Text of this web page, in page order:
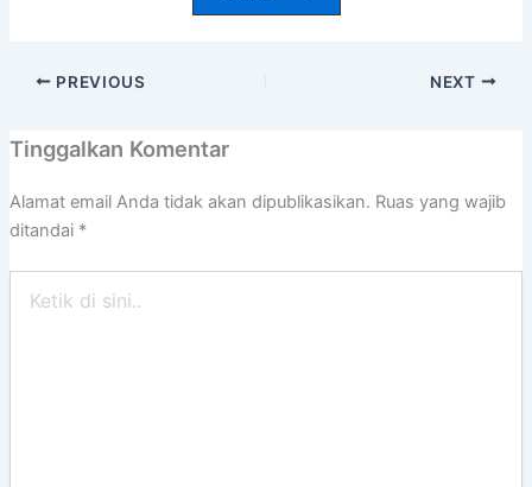
PREVIOUS NEXT
Tinggalkan Komentar
Alamat email Anda tidak akan dipublikasikan. Ruas yang wajib
ditandai *